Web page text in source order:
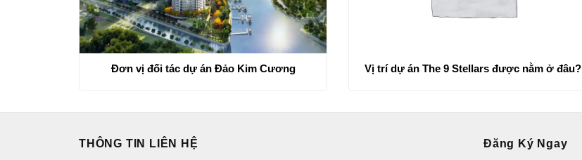
Đơn vị đối tác dự án Đảo Kim Cương Vị trí dự án The 9 Stellars được nằm ở đâu?
THÔNG TIN LIÊN HỆ Đăng Ký Ngay